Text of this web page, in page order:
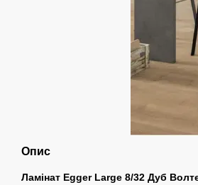
Опис
Ламінат Egger Large 8/32 Дуб